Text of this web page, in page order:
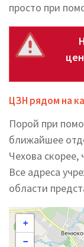
просто при
ЦЗН рядом на
Порой при
ближайшее
Чехова скорее,
Все адреса
области
+
−